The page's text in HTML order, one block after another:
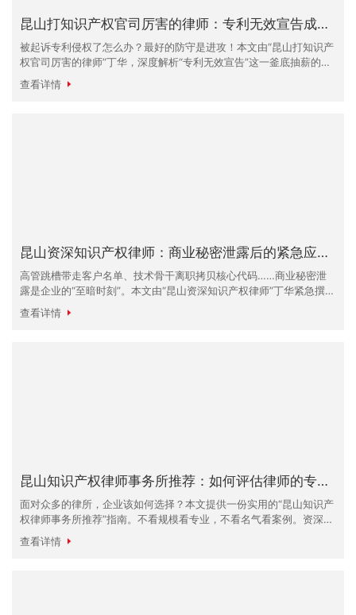
昆山打知识产权官司厉害的律师：专利无效宣告成功率分析
被起诉专利侵权了怎么办？最好的防守是进攻！本文由“昆山打知识产
权官司厉害的律师”丁华，深度解析“专利无效宣告”这一釜底抽薪的策
略。通过大数据分析无效宣告的成功率，展示如何让原告的专利权“归
零”。
查看详情
昆山资深知识产权律师：商业秘密泄露后的紧急应对方案
高管跳槽带走客户名单、技术骨干离职拷贝核心代码……商业秘密泄
露是企业的“至暗时刻”。本文由“昆山资深知识产权律师”丁华紧急撰
写，指导企业如何在泄密发生后，迅速通过民事和刑事手段止损，将
背叛者送上法庭。
查看详情
昆山知识产权律师事务所推荐：如何评估律师的专业能力？
面对众多的律所，企业该如何选择？本文提供一份实用的“昆山知识产
权律师事务所推荐”指南。不看规模看专业，不看名气看案例。资深律
师丁华教您通过“望闻问切”四步法，筛选出真正适合您的知识产权法
律专家。
查看详情